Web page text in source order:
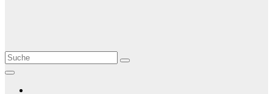
Le Matin
AGENCE DE PRESSE